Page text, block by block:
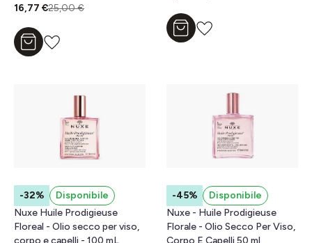
16,77 €25,00 €
Aggiungi al carrello
Aggiungi al carrello
-32%
Disponibile
Nuxe Huile Prodigieuse
Floreal - Olio secco per viso,
corpo e capelli - 100 mL
-45%
Disponibile
Nuxe - Huile Prodigieuse
Florale - Olio Secco Per Viso,
Corpo E Capelli 50 ml